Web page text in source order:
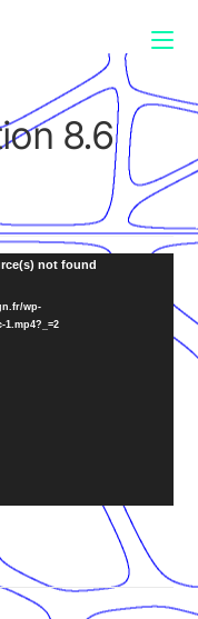
8.6
not found
wp-
1.mp4?_=2